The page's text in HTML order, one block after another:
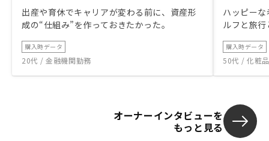
出産や育休でキャリアが変わる前に、資産形
成の“仕組み”を作っておきたかった。
購入時データ
20代 / 金融機関勤務
ハッピー
ルフと旅
購入時データ
50代 / 化粧
オーナーインタビューを
もっと見る